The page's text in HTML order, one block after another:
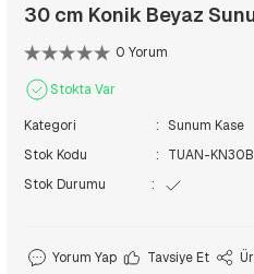
30 cm Konik Beyaz
0 Yorum
Stokta Var
Kategori
Sunum Kase
Stok Kodu
TUAN-KN30B
Stok Durumu
Yorum Yap Tavsiye Et